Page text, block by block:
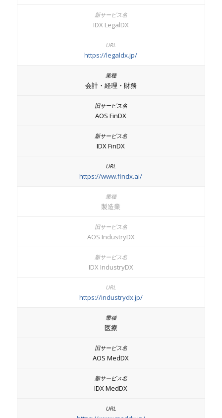
IDX LegalDX
https://legaldx.jp/
会計・経理・財務
AOS FinDX
IDX FinDX
https://www.findx.ai/
製造業
AOS IndustryDX
IDX IndustryDX
https://industrydx.jp/
医療
AOS MedDX
IDX MedDX